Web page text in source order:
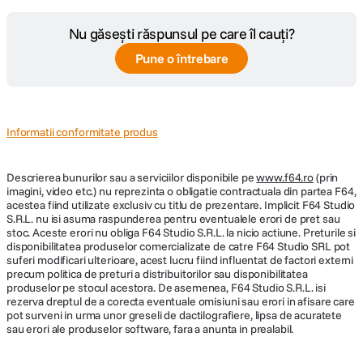
Nu găsești răspunsul pe care îl cauți?
Pune o întrebare
Informatii conformitate produs
Descrierea bunurilor sau a serviciilor disponibile pewww.f64.ro(prin
imagini, video etc.) nu reprezinta o obligatie contractuala din partea F64,
acestea fiind utilizate exclusiv cu titlu de prezentare. Implicit F64 Studio
S.R.L. nu isi asuma raspunderea pentru eventualele erori de pret sau
stoc. Aceste erori nu obliga F64 Studio S.R.L. la nicio actiune. Preturile si
disponibilitatea produselor comercializate de catre F64 Studio SRL pot
suferi modificari ulterioare, acest lucru fiind influentat de factori externi
precum politica de preturi a distribuitorilor sau disponibilitatea
produselor pe stocul acestora. De asemenea, F64 Studio S.R.L. isi
rezerva dreptul de a corecta eventuale omisiuni sau erori in afisare care
pot surveni in urma unor greseli de dactilografiere, lipsa de acuratete
sau erori ale produselor software, fara a anunta in prealabil.